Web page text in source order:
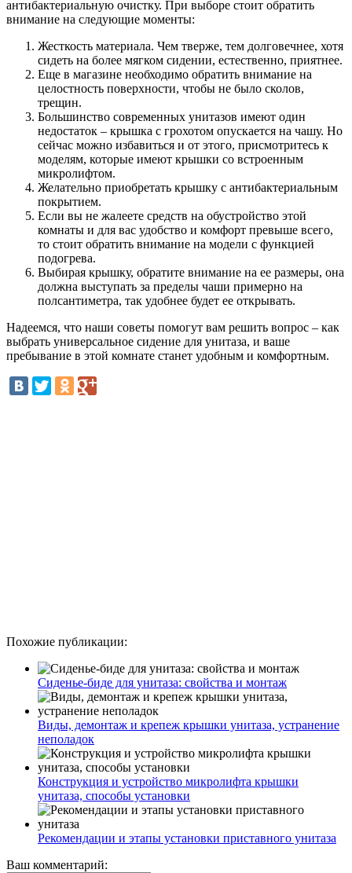
антибактериальную очистку. При выборе стоит обратить
внимание на следующие моменты:
Жесткость материала. Чем тверже, тем долговечнее, хотя
сидеть на более мягком сидении, естественно, приятнее.
Еще в магазине необходимо обратить внимание на
целостность поверхности, чтобы не было сколов,
трещин.
Большинство современных унитазов имеют один
недостаток – крышка с грохотом опускается на чашу. Но
сейчас можно избавиться и от этого, присмотритесь к
моделям, которые имеют крышки со встроенным
микролифтом.
Желательно приобретать крышку с антибактериальным
покрытием.
Если вы не жалеете средств на обустройство этой
комнаты и для вас удобство и комфорт превыше всего,
то стоит обратить внимание на модели с функцией
подогрева.
Выбирая крышку, обратите внимание на ее размеры, она
должна выступать за пределы чаши примерно на
полсантиметра, так удобнее будет ее открывать.
Надеемся, что наши советы помогут вам решить вопрос – как
выбрать универсальное сидение для унитаза, и ваше
пребывание в этой комнате станет удобным и комфортным.
Похожие публикации:
Сиденье-биде для унитаза: свойства и монтаж
Виды, демонтаж и крепеж крышки унитаза, устранение
неполадок
Конструкция и устройство микролифта крышки
унитаза, способы установки
Рекомендации и этапы установки приставного унитаза
Ваш комментарий: